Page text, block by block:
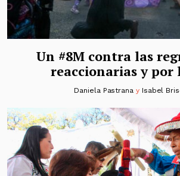
Un #8M contra las
reaccionarias y por
Daniela Pastrana y Isabel